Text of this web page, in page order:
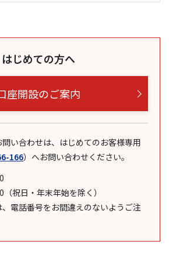
はじめての方へ
座開設のご案内
い合わせは、はじめてのお客様専用
166） へお問い合わせください。
祝日・年末年始を除く）
電話番号をお間違えのないようご注